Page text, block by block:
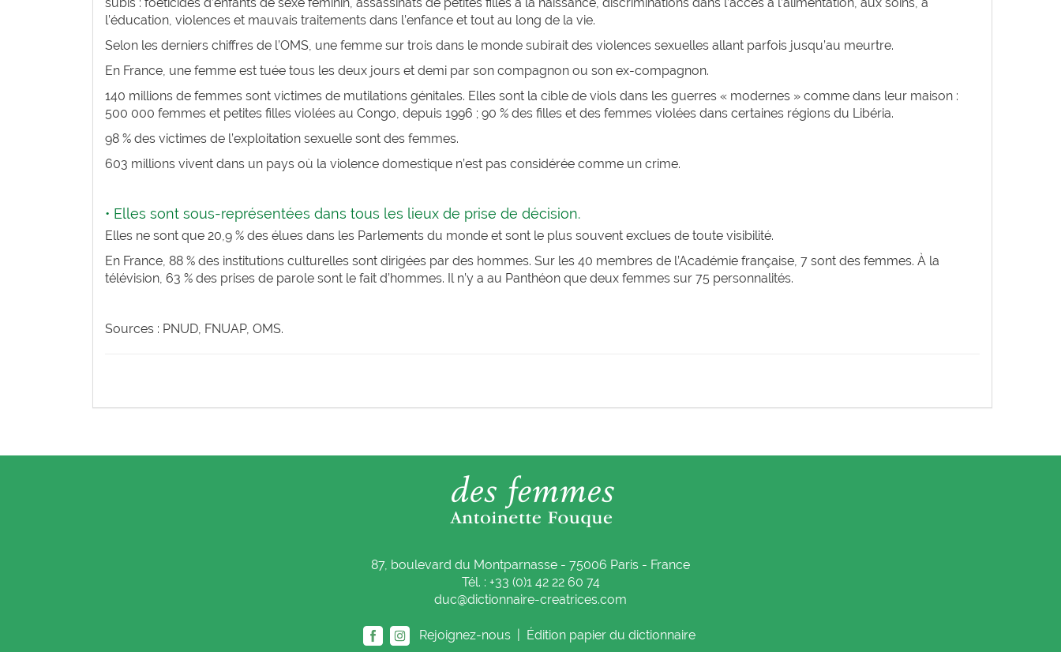
subis : foeticides d’enfants de sexe féminin, assassinats de petites filles à la naissance, discriminations dans l’accès à l’alimentation, aux soins, à
l’éducation, violences et mauvais traitements dans l’enfance et tout au long de la vie.
Selon les derniers chiffres de l’OMS, une femme sur trois dans le monde subirait des violences sexuelles allant parfois jusqu’au meurtre.
En France, une femme est tuée tous les deux jours et demi par son compagnon ou son ex-compagnon.
140 millions de femmes sont victimes de mutilations génitales. Elles sont la cible de viols dans les guerres « modernes » comme dans leur maison :
500 000 femmes et petites filles violées au Congo, depuis 1996 ; 90 % des filles et des femmes violées dans certaines régions du Libéria.
98 % des victimes de l’exploitation sexuelle sont des femmes.
603 millions vivent dans un pays où la violence domestique n’est pas considérée comme un crime.
• Elles sont sous-représentées dans tous les lieux de prise de décision.
Elles ne sont que 20,9 % des élues dans les Parlements du monde et sont le plus souvent exclues de toute visibilité.
En France, 88 % des institutions culturelles sont dirigées par des hommes. Sur les 40 membres de l’Académie française, 7 sont des femmes. À la
télévision, 63 % des prises de parole sont le fait d’hommes. Il n’y a au Panthéon que deux femmes sur 75 personnalités.
Sources : PNUD, FNUAP, OMS.
87, boulevard du Montparnasse - 75006 Paris - France
Tél. : +33 (0)1 42 22 60 74
duc@dictionnaire-creatrices.com
Rejoignez-nous | Édition papier du dictionnaire